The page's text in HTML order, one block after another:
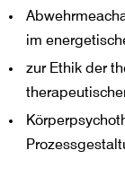
im
zur Ethik der